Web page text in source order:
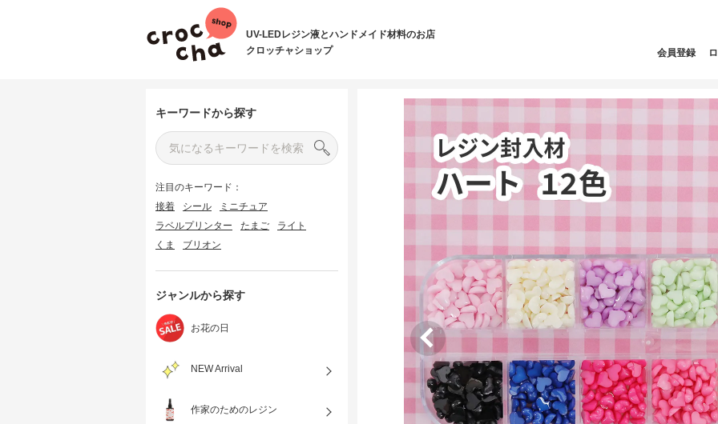
UV-LEDレジン液とハンドメイド材料のお店
クロッチャショップ
会員登録
キーワードから探す
注目のキーワード：
接着
シール
ミニチュア
ラベルプリンター
たまご
ライト
くま
ブリオン
ジャンルから探す
お花の日
NEW Arrival
作家のためのレジン